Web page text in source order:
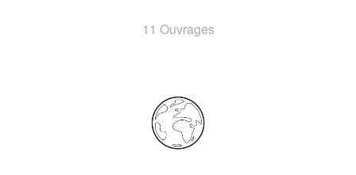
11 Ouvrages